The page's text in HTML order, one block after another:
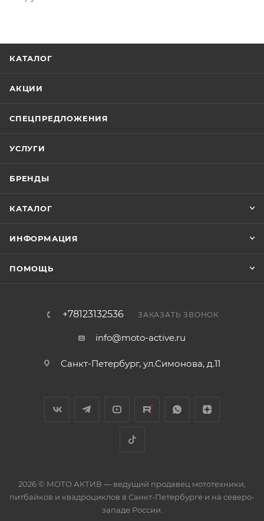
КАТАЛОГ
АКЦИИ
СПЕЦПРЕДЛОЖЕНИЯ
УСЛУГИ
БРЕНДЫ
КАТАЛОГ
ИНФОРМАЦИЯ
ПОМОЩЬ
+78123132536 ЗАКАЗАТЬ ЗВОНОК
info@moto-active.ru
Санкт-Петербург, ул.Симонова, д.11
2026 © МОТО АКТИВ — ведущий продавец мототехники,
питбайков и квадроциклов в Санкт-Петербурге и на северо-
западе России.